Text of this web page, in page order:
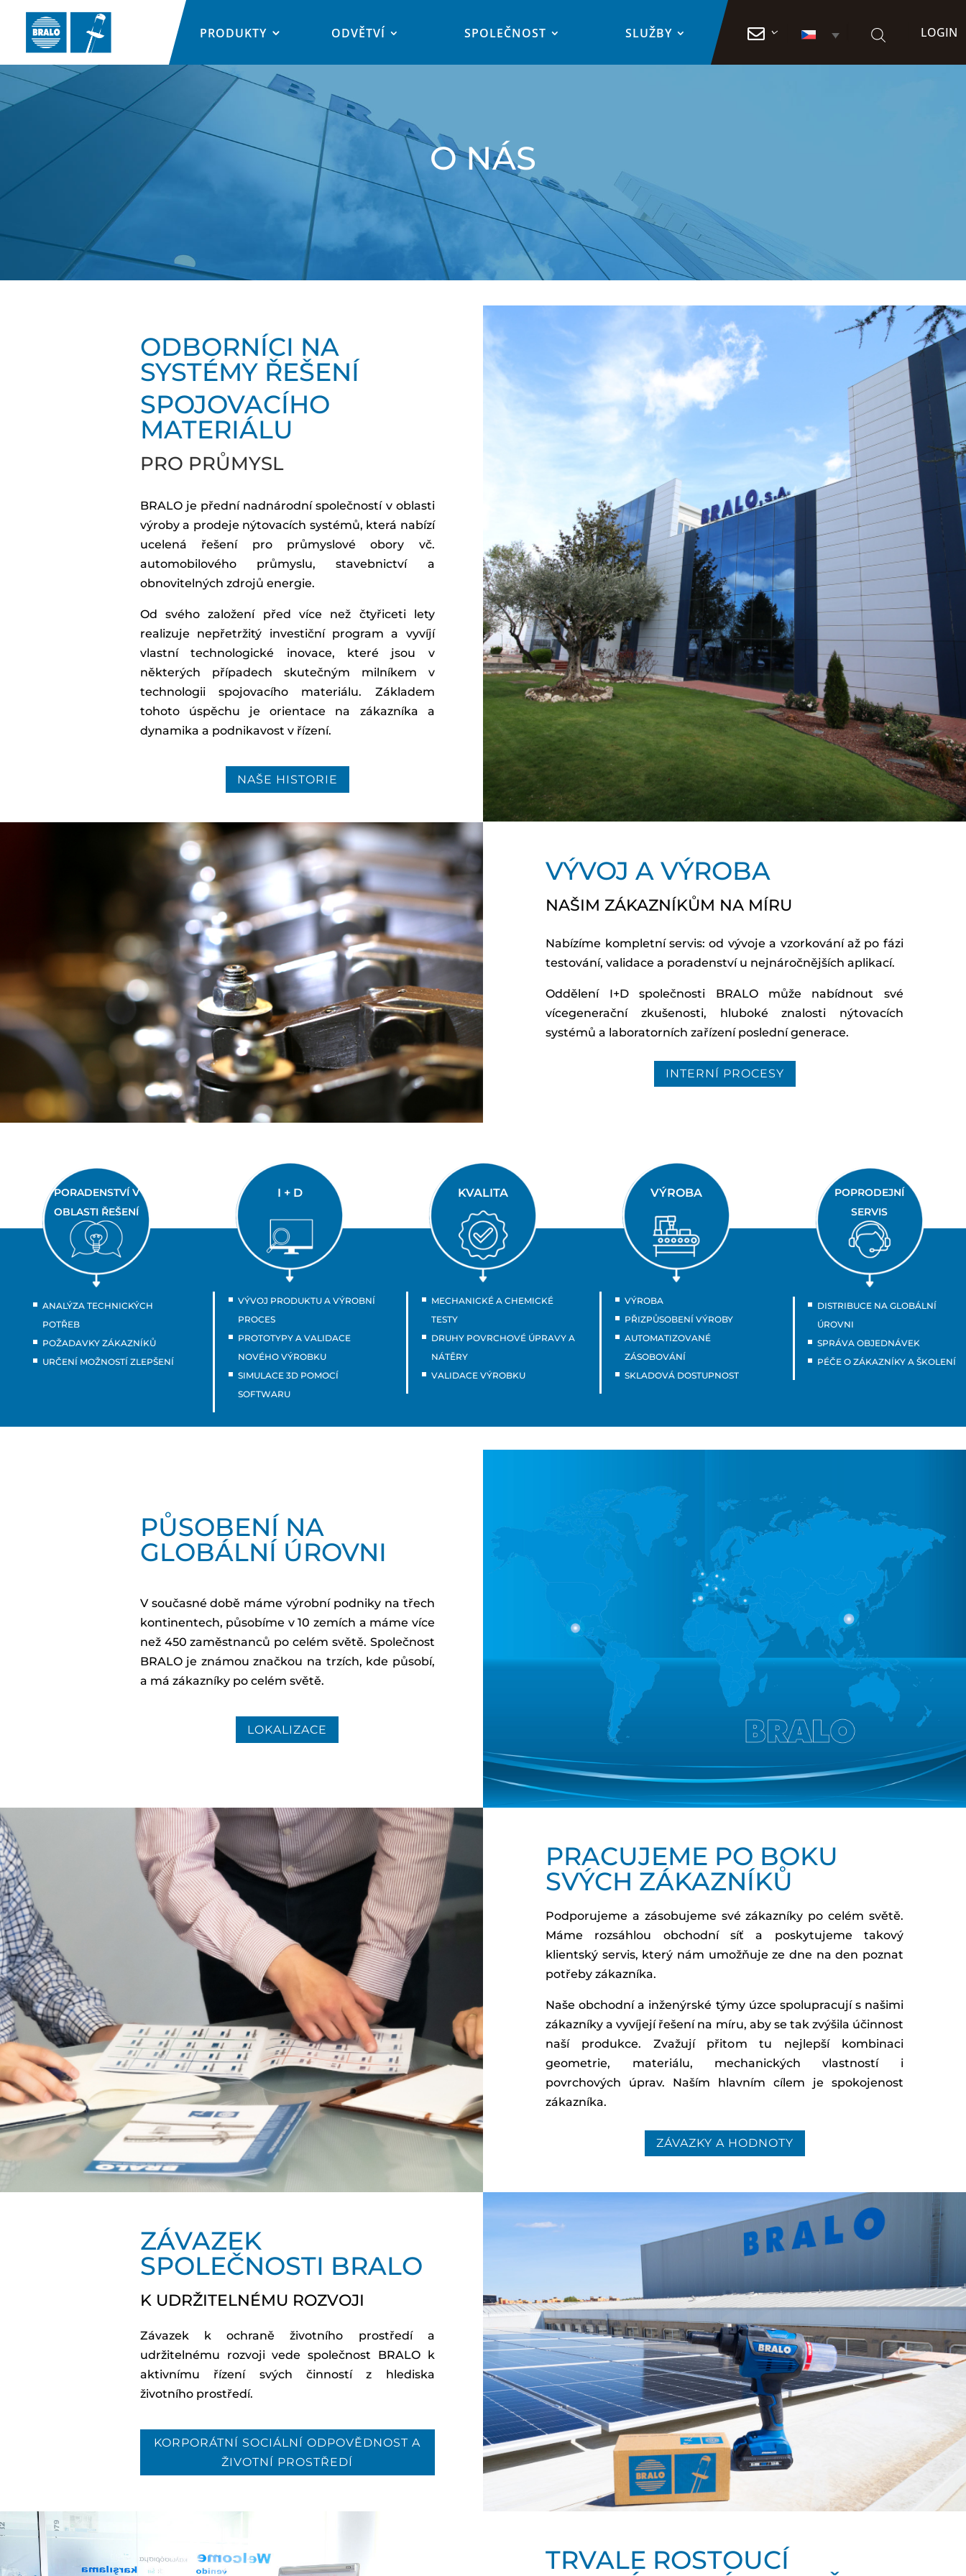
PRODUKTY ODVĚTVÍ SPOLEČNOST SLUŽBY  LOGIN
O NÁS
ODBORNÍCI NA
SYSTÉMY ŘEŠENÍ
SPOJOVACÍHO
MATERIÁLU
PRO PRŮMYSL
BRALO je přední nadnárodní společností v oblasti
výroby a prodeje nýtovacích systémů, která nabízí
ucelená řešení pro průmyslové obory vč.
automobilového průmyslu, stavebnictví a
obnovitelných zdrojů energie.
Od svého založení před více než čtyřiceti lety
realizuje nepřetržitý investiční program a vyvíjí
vlastní technologické inovace, které jsou v
některých případech skutečným milníkem v
technologii spojovacího materiálu. Základem
tohoto úspěchu je orientace na zákazníka a
dynamika a podnikavost v řízení.
NAŠE HISTORIE
VÝVOJ A VÝROBA
NAŠIM ZÁKAZNÍKŮM NA MÍRU
Nabízíme kompletní servis: od vývoje a vzorkování až po fázi
testování, validace a poradenství u nejnáročnějších aplikací.
Oddělení I+D společnosti BRALO může nabídnout své
vícegenerační zkušenosti, hluboké znalosti nýtovacích
systémů a laboratorních zařízení poslední generace.
INTERNÍ PROCESY
PORADENSTVÍ V
OBLASTI ŘEŠENÍ
ANALÝZA TECHNICKÝCH
POTŘEB
POŽADAVKY ZÁKAZNÍKŮ
URČENÍ MOŽNOSTÍ ZLEPŠENÍ
I + D
VÝVOJ PRODUKTU A VÝROBNÍ
PROCES
PROTOTYPY A VALIDACE
NOVÉHO VÝROBKU
SIMULACE 3D POMOCÍ
SOFTWARU
KVALITA
MECHANICKÉ A CHEMICKÉ
TESTY
DRUHY POVRCHOVÉ ÚPRAVY A
NÁTĚRY
VALIDACE VÝROBKU
VÝROBA
VÝROBA
PŘIZPŮSOBENÍ VÝROBY
AUTOMATIZOVANÉ
ZÁSOBOVÁNÍ
SKLADOVÁ DOSTUPNOST
POPRODEJNÍ
SERVIS
DISTRIBUCE NA GLOBÁLNÍ
ÚROVNI
SPRÁVA OBJEDNÁVEK
PÉČE O ZÁKAZNÍKY A ŠKOLENÍ
PŮSOBENÍ NA
GLOBÁLNÍ ÚROVNI
V současné době máme výrobní podniky na třech
kontinentech, působíme v 10 zemích a máme více
než 450 zaměstnanců po celém světě. Společnost
BRALO je známou značkou na trzích, kde působí,
a má zákazníky po celém světě.
LOKALIZACE
PRACUJEME PO BOKU
SVÝCH ZÁKAZNÍKŮ
Podporujeme a zásobujeme své zákazníky po celém světě.
Máme rozsáhlou obchodní síť a poskytujeme takový
klientský servis, který nám umožňuje ze dne na den poznat
potřeby zákazníka.
Naše obchodní a inženýrské týmy úzce spolupracují s našimi
zákazníky a vyvíjejí řešení na míru, aby se tak zvýšila účinnost
naší produkce. Zvažují přitom tu nejlepší kombinaci
geometrie, materiálu, mechanických vlastností i
povrchových úprav. Naším hlavním cílem je spokojenost
zákazníka.
ZÁVAZKY A HODNOTY
ZÁVAZEK
SPOLEČNOSTI BRALO
K UDRŽITELNÉMU ROZVOJI
Závazek k ochraně životního prostředí a
udržitelnému rozvoji vede společnost BRALO k
aktivnímu řízení svých činností z hlediska
životního prostředí.
KORPORÁTNÍ SOCIÁLNÍ ODPOVĚDNOST A
ŽIVOTNÍ PROSTŘEDÍ
TRVALE ROSTOUCÍ